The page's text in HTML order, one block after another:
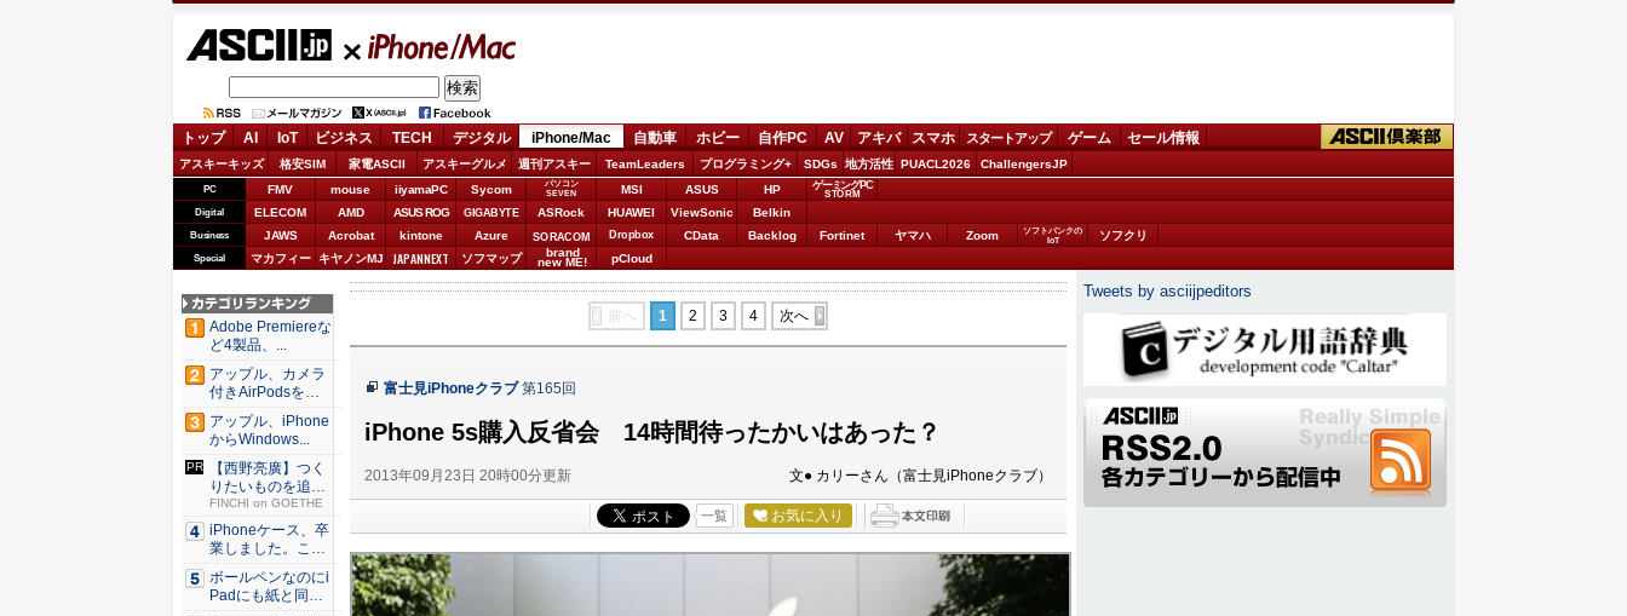
iPhone/Mac
トップ AI IoT ビジネス TECH デジタル iPhone/Mac 自動車 ホビー 自作PC AV アキバ スマホ スタートアップ ゲーム セール情報
アスキーキッズ 格安SIM 家電ASCII アスキーグルメ 週刊アスキー TeamLeaders プログラミング+ SDGs 地方活性 PUACL2026 ChallengersJP
PC FMV mouse iiyamaPC Sycom
パソコン
SEVEN
MSI ASUS HP ゲーミングPC
STORM
Digital ELECOM AMD ASUS ROG GIGABYTE ASRock HUAWEI ViewSonic Belkin
Business JAWS Acrobat kintone Azure SORACOM Dropbox CData Backlog Fortinet ヤマハ Zoom
ソフトバンクの
IoT
ソフクリ
Special マカフィー キヤノンMJ JAPANNEXT ソフマップ brand
new ME! pCloud
前へ 1 2 3 4 次へ
富士見iPhoneクラブ 第165回
iPhone 5s購入反省会 14時間待ったかいはあった？
2013年09月23日 20時00分更新 文● カリーさん（富士見iPhoneクラブ）
一覧 お気に入り
Adobe Premiereな
ど4製品、...
アップル、カメラ
付きAirPodsを年
内...
アップル、iPhone
からWindows...
【西野亮廣】つく
りたいものを追求
できる環...
FINCHI on GOETHE
iPhoneケース、卒
業しました。これ
か...
ボールペンなのにi
Padにも紙と同じ
Tweets by asciijpeditors